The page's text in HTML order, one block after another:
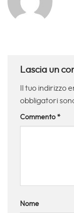
Lascia un
Il tuo indirizzo
obbligatori
Commento *
Nome